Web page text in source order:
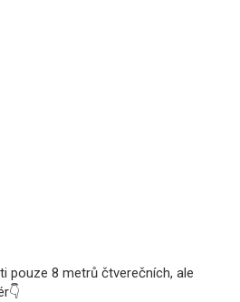
pouze 8 metrů čtverečních, ale